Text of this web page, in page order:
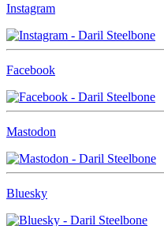
Instagram
Facebook
Mastodon
Bluesky